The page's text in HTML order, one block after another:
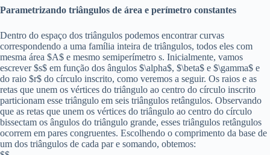
Parametrizando triângulos de área e perímetro constantes
Dentro do espaço dos triângulos podemos encontrar curvas
correspondendo a uma família inteira de triângulos, todos eles com
mesma área $A$ e mesmo semiperímetro s. Inicialmente, vamos
escrever $s$ em função dos ângulos $\alpha$, $\beta$ e $\gamma$ e
do raio $r$ do círculo inscrito, como veremos a seguir. Os raios e as
retas que unem os vértices do triângulo ao centro do círculo inscrito
particionam esse triângulo em seis triângulos retângulos. Observando
que as retas que unem os vértices do triângulo ao centro do círculo
bissectam os ângulos do triângulo grande, esses triângulos retângulos
ocorrem em pares congruentes. Escolhendo o comprimento da base de
um dos triângulos de cada par e somando, obtemos: